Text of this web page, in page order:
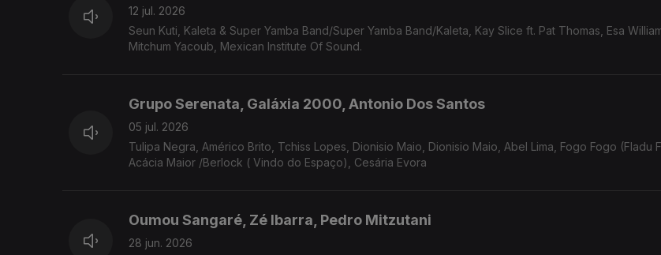
12 jul. 2026
Seun Kuti, Kaleta & Super Yamba Band/Super Yamba Band/Kaleta, Kay Slice ft. Pat Thomas, Esa
Mitchum Yacoub, Mexican Institute Of Sound.
Grupo Serenata, Galáxia 2000, Antonio Dos Santos
05 jul. 2026
Tulipa Negra, Américo Brito, Tchiss Lopes, Dionisio Maio, Dionisio Maio, Abel Lima, Fogo Fogo (Fladu
Acácia Maior /Berlock ( Vindo do Espaço), Cesária Evora
Oumou Sangaré, Zé Ibarra, Pedro Mitzutani
28 jun. 2026